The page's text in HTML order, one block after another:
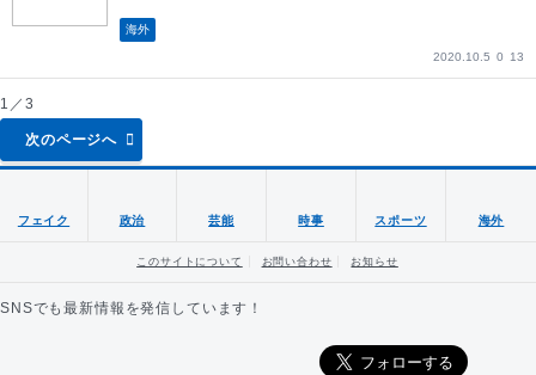
海外
2020.10.5 0 13
1／3
次のページへ
フェイク 政治 芸能 時事 スポーツ 海外
このサイトについて お問い合わせ お知らせ
SNSでも最新情報を発信しています！